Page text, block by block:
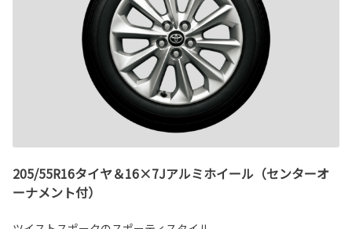
205/55R16タイヤ＆16×7Jアルミホイール（センターオ
ーナメント付）